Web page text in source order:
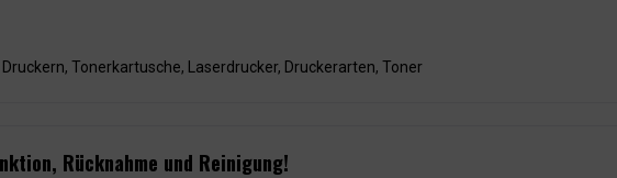
,Tonerkartusche, Laserdrucker, Druckerarten,Toner
Rücknahme und Reinigung!